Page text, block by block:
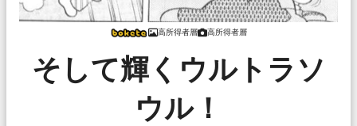
高所得者層 高所得者層
そして輝くウルトラソ
ウル！